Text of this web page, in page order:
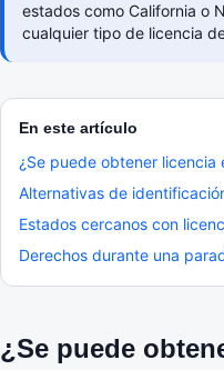
estados como California o
cualquier tipo de licencia
En este artículo
¿Se puede obtener licencia
Alternativas de
Estados cercanos con
Derechos durante una
¿Se puede